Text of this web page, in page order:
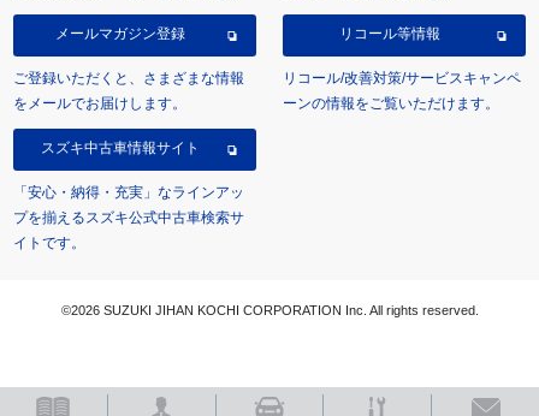
メールマガジン登録
ご登録いただくと、さまざまな情報
をメールでお届けします。
リコール等情報
リコール/改善対策/サービスキャンペ
ーンの情報をご覧いただけます。
スズキ中古車情報サイト
「安心・納得・充実」なラインアッ
プを揃えるスズキ公式中古車検索サ
イトです。
©2026 SUZUKI JIHAN KOCHI CORPORATION Inc. All rights reserved.